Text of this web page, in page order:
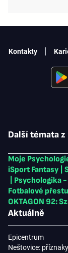
Další témata
Moje
iSport Fantasy
Psychologika
Fotbalové
OKTAGON 92:
Aktuálně
Epicentrum
Neštovice:
Kontakty